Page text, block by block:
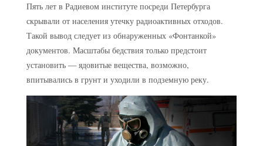
Пять лет в Радиевом институте посреди Петербурга
скрывали от населения утечку радиоактивных отходов.
Такой вывод следует из обнаруженных «Фонтанкой»
документов. Масштабы бедствия только предстоит
установить — ядовитые вещества, возможно,
впитывались в грунт и уходили в подземную реку.